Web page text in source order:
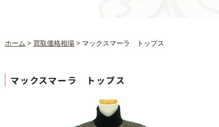
ホーム > 買取価格相場 > マックスマーラ トップス
マックスマーラ トップス